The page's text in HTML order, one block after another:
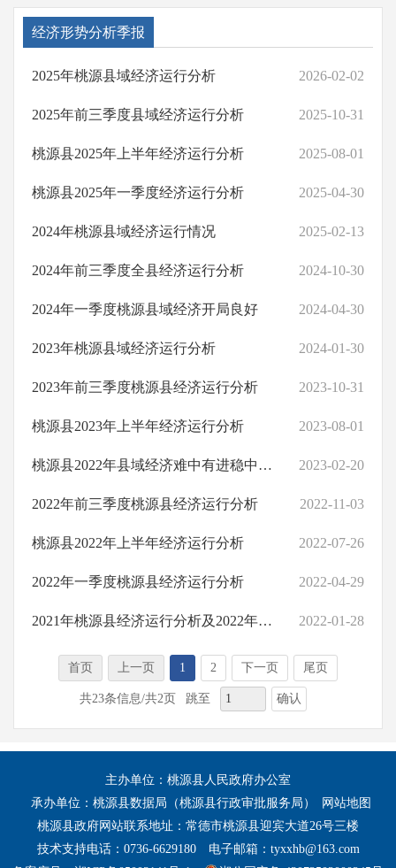
应急管理
监督检查情况
其他法定信息
桃源县基层政务公开
经济形势分析季报
2025年桃源县域经济运行分析 2026-02-02
2025年前三季度县域经济运行分析 2025-10-31
桃源县2025年上半年经济运行分析 2025-08-01
桃源县2025年一季度经济运行分析 2025-04-30
2024年桃源县域经济运行情况 2025-02-13
2024年前三季度全县经济运行分析 2024-10-30
2024年一季度桃源县域经济开局良好 2024-04-30
2023年桃源县域经济运行分析 2024-01-30
2023年前三季度桃源县经济运行分析 2023-10-31
桃源县2023年上半年经济运行分析 2023-08-01
桃源县2022年县域经济难中有进稳中向好 2023-02-20
2022年前三季度桃源县经济运行分析 2022-11-03
桃源县2022年上半年经济运行分析 2022-07-26
2022年一季度桃源县经济运行分析 2022-04-29
2021年桃源县经济运行分析及2022年展望 2022-01-28
首页 上一页 1 2 下一页 尾页
共23条信息/共2页 跳至 确认
主办单位：桃源县人民政府办公室
承办单位：桃源县数据局（桃源县行政审批服务局）
网站地图
桃源县政府网站联系地址：常德市桃源县迎宾大道26号三楼
技术支持电话：0736-6629180
电子邮箱：tyxxhb@163.com